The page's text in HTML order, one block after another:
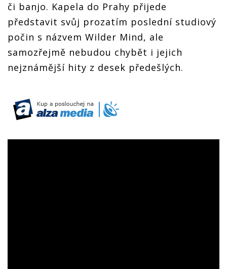
či banjo. Kapela do Prahy přijede
představit svůj prozatím poslední studiový
počin s názvem Wilder Mind, ale
samozřejmě nebudou chybět i jejich
nejznámější hity z desek předešlých.